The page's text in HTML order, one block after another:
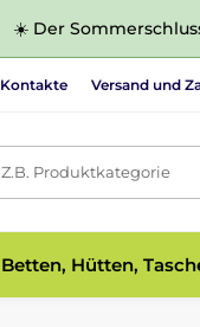
☀️ Der
Kontakte Versand und
Z.B. Produktkategorie
Betten, Hütten,